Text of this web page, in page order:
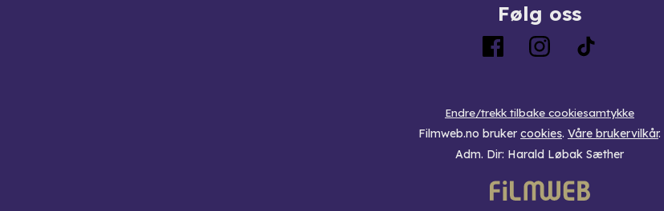
Følg oss
Endre/trekk tilbake cookiesamtykke
Filmweb.no bruker cookies. Våre brukervilkår.
Adm. Dir: Harald Løbak Sæther